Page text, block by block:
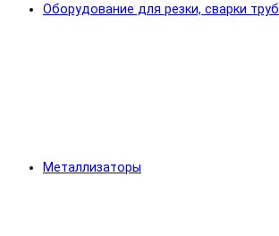
Оборудование для резки, сварки труб
Металлизаторы